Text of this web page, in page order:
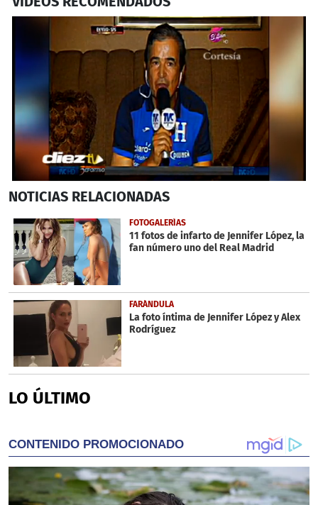
seconds
32
seconds
NOTICIAS RELACIONADAS
FOTOGALERÍAS
11 fotos de infarto de Jennifer López, la
fan número uno del Real Madrid
FARÁNDULA
La foto íntima de Jennifer López y Alex
Rodríguez
LO ÚLTIMO